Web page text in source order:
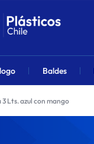
Baldes
3 Lts. azul con mango